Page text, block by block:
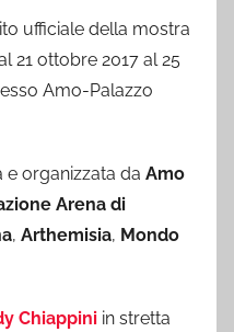
ufficiale della mostra
21 ottobre 2017 al 25
Amo-Palazzo
organizzata da Amo
Arena di
, Arthemisia, Mondo
Chiappini in stretta